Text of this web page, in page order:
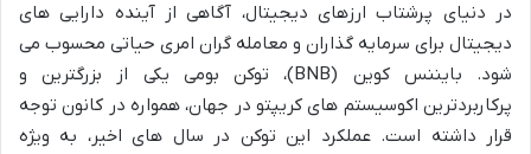
در دنیای پرشتاب ارزهای دیجیتال، آگاهی از آینده دارایی های
دیجیتال برای سرمایه گذاران و معامله گران امری حیاتی محسوب می
شود. بایننس کوین (BNB)، توکن بومی یکی از بزرگترین و
پرکاربردترین اکوسیستم های کریپتو در جهان، همواره در کانون توجه
قرار داشته است. عملکرد این توکن در سال های اخیر، به ویژه